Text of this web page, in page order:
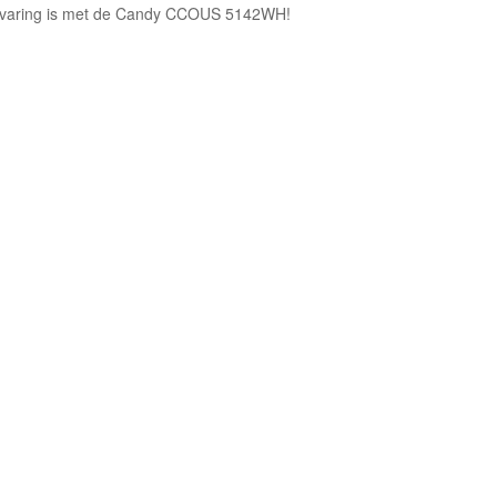
is met de Candy CCOUS 5142WH!